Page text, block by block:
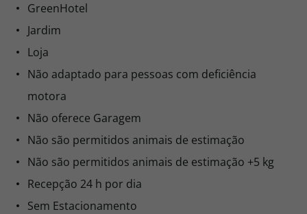
GreenHotel
Jardim
Loja
Não adaptado para pessoas com deficiência
motora
Não oferece Garagem
Não são permitidos animais de estimação
Não são permitidos animais de estimação +5 kg
Recepção 24 h por dia
Sem Estacionamento